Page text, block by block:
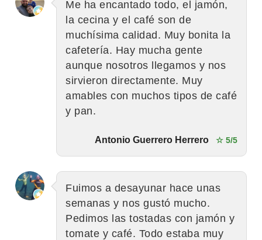
Me ha encantado todo, el jamón,
la cecina y el café son de
muchísima calidad. Muy bonita la
cafetería. Hay mucha gente
aunque nosotros llegamos y nos
sirvieron directamente. Muy
amables con muchos tipos de café
y pan.
Antonio Guerrero Herrero ☆ 5/5
Fuimos a desayunar hace unas
semanas y nos gustó mucho.
Pedimos las tostadas con jamón y
tomate y café. Todo estaba muy